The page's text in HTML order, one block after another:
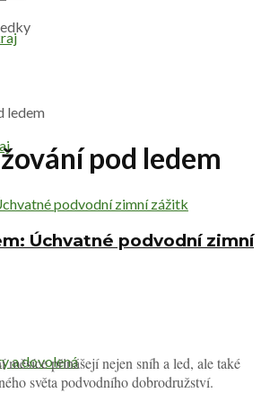
a dovolená
ledem
pod ledem
Úchvatné podvodní zimní
přinášejí nejen sníh a led, ale také
světa podvodního dobrodružství.